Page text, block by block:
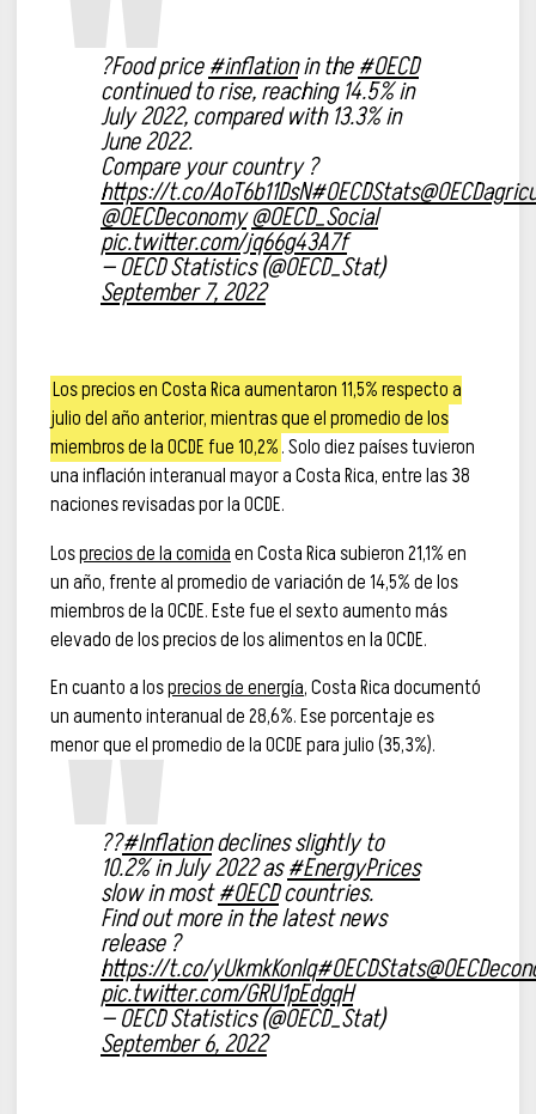
?Food price#inflationin the#OECD
continued to rise, reaching 14.5% in
July 2022, compared with 13.3% in
June 2022.
Compare your country ?
https://t.co/AoT6b11DsN#OECDStats
@OECDeconomy@OECD_Social
pic.twitter.com/jq66g43A7f
— OECD Statistics (@OECD_Stat)
September 7, 2022
Los precios en Costa Rica aumentaron 11,5% respecto a
julio del año anterior, mientras que el promedio de los
miembros de la OCDE fue 10,2%. Solo diez países tuvieron
una inflación interanual mayor a Costa Rica, entre las 38
naciones revisadas por la OCDE.
Losprecios de la comidaen Costa Rica subieron 21,1% en
un año, frente al promedio de variación de 14,5% de los
miembros de la OCDE. Este fue el sexto aumento más
elevado de los precios de los alimentos en la OCDE.
En cuanto a losprecios de energía, Costa Rica documentó
un aumento interanual de 28,6%. Ese porcentaje es
menor que el promedio de la OCDE para julio (35,3%).
??#Inflationdeclines slightly to
10.2% in July 2022 as#EnergyPrices
slow in most#OECDcountries.
Find out more in the latest news
release ?
https://t.co/yUkmkKonlq#OECDStats
pic.twitter.com/GRU1pEdgqH
— OECD Statistics (@OECD_Stat)
September 6, 2022